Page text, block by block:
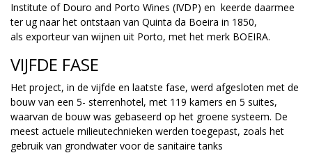
Institute of Douro and Porto Wines (IVDP) en keerde daarmee
ter ug naar het ontstaan van Quinta da Boeira in 1850,
als exporteur van wijnen uit Porto, met het merk BOEIRA.
VIJFDE FASE
Het project, in de vijfde en laatste fase, werd afgesloten met de
bouw van een 5- sterrenhotel, met 119 kamers en 5 suites,
waarvan de bouw was gebaseerd op het groene systeem. De
meest actuele milieutechnieken werden toegepast, zoals het
gebruik van grondwater voor de sanitaire tanks